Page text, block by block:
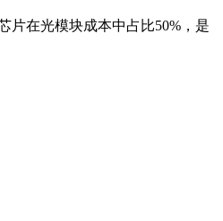
片在光模块成本中占比50%，是